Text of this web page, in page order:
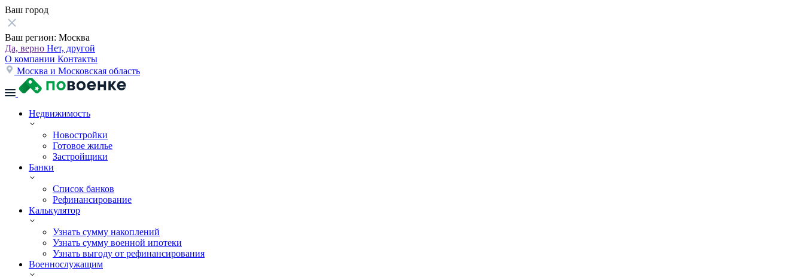
Ваш город
Ваш регион: Москва
Да, верно Нет, другой
О компании Контакты
Москва и Московская область
Недвижимость
Новостройки
Готовое жилье
Застройщики
Банки
Список банков
Рефинансирование
Калькулятор
Узнать сумму накоплений
Узнать сумму военной ипотеки
Узнать выгоду от рефинансирования
Военнослужащим